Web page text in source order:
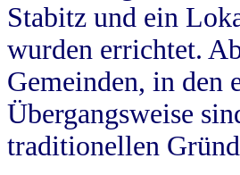
Stabitz und ein
wurden errichtet.
Gemeinden, in den
Übergangsweise
traditionellen